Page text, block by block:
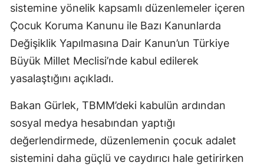
sistemine yönelik kapsamlı düzenlemeler içeren
Çocuk Koruma Kanunu ile Bazı Kanunlarda
Değişiklik Yapılmasına Dair Kanun’un Türkiye
Büyük Millet Meclisi’nde kabul edilerek
yasalaştığını açıkladı.
Bakan Gürlek, TBMM’deki kabulün ardından
sosyal medya hesabından yaptığı
değerlendirmede, düzenlemenin çocuk adalet
sistemini daha güçlü ve caydırıcı hale getirirken